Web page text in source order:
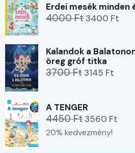
Erdei mesék minden
4000 Ft 3400 Ft
Kalandok a
öreg gróf titka
3700 Ft 3145 Ft
A TENGER
4450 Ft 3560 Ft
20% kedvezmény!